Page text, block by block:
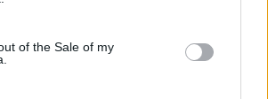
of the Sale of my
a gazdaságnak? Ezzel a